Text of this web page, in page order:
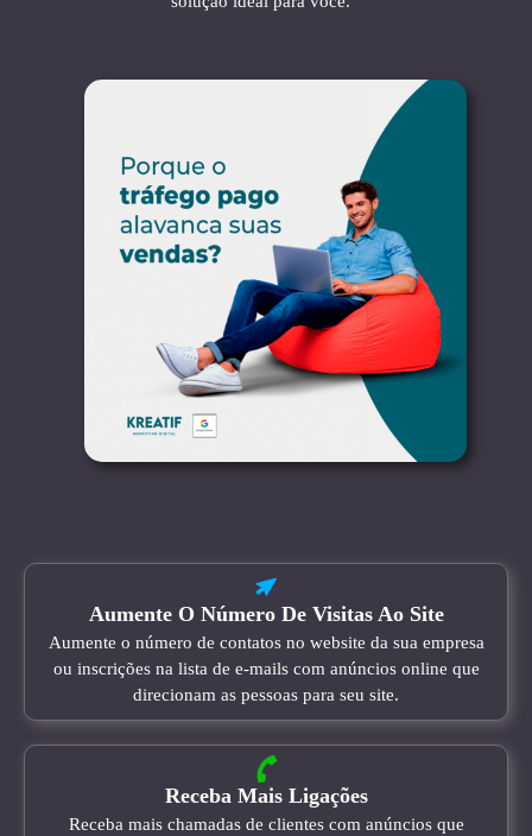
Aumente O Número De Visitas Ao Site
Aumente o número de contatos no website da sua empresa
ou inscrições na lista de e-mails com anúncios online que
direcionam as pessoas para seu site.
Receba Mais Ligações
Receba mais chamadas de clientes com anúncios que